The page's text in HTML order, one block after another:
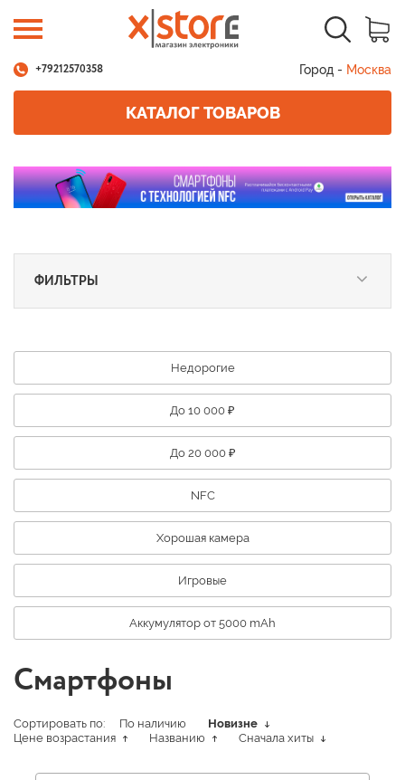
+79212570358 Город - Москва
КАТАЛОГ ТОВАРОВ
ФИЛЬТРЫ
Недорогие
До 10 000 ₽
До 20 000 ₽
NFC
Хорошая камера
Игровые
Аккумулятор от 5000 mAh
Смартфоны
Сортировать по: По наличию
Новизне
Цене возрастания
Названию Сначала хиты